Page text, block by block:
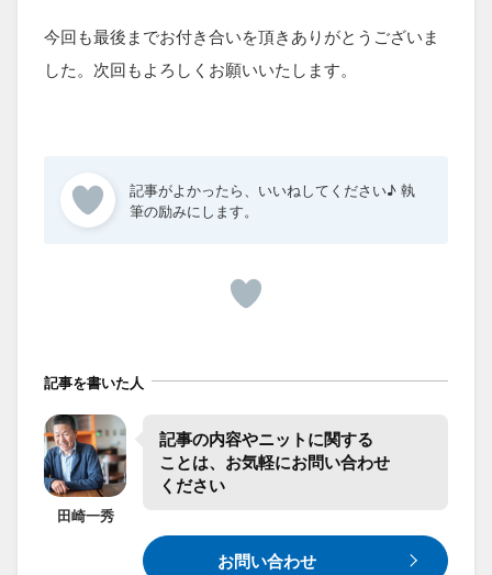
今回も最後までお付き合いを頂きありがとうございま
した。次回もよろしくお願いいたします。
記事を書いた人
田崎一秀
記事の​内容や​ニットに​関する​
ことは、​お気軽に​お問い合わせ​
ください
お問い合わせ